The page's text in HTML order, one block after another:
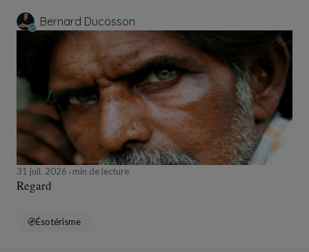
Bernard Ducosson
31 juil. 2026 min de lecture
Regard
Ésotérisme